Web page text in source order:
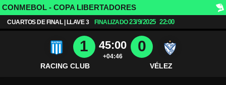
CONMEBOL - COPA LIBERTADORES
CUARTOS DE FINAL | LLAVE 3 FINALIZADO23/9/2025 22:00
RACING CLUB
1 45:00
+04:46
0
VÉLEZ